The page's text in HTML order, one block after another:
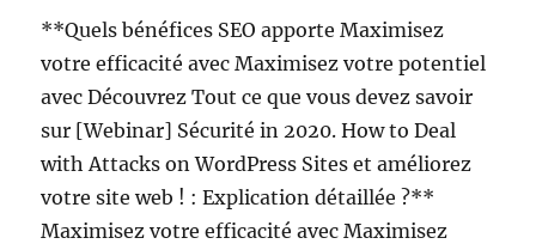
**Quels bénéfices SEO apporte Maximisez
votre efficacité avec Maximisez votre potentiel
avec Découvrez Tout ce que vous devez savoir
sur [Webinar] Sécurité in 2020. How to Deal
with Attacks on WordPress Sites et améliorez
votre site web ! : Explication détaillée ?**
Maximisez votre efficacité avec Maximisez